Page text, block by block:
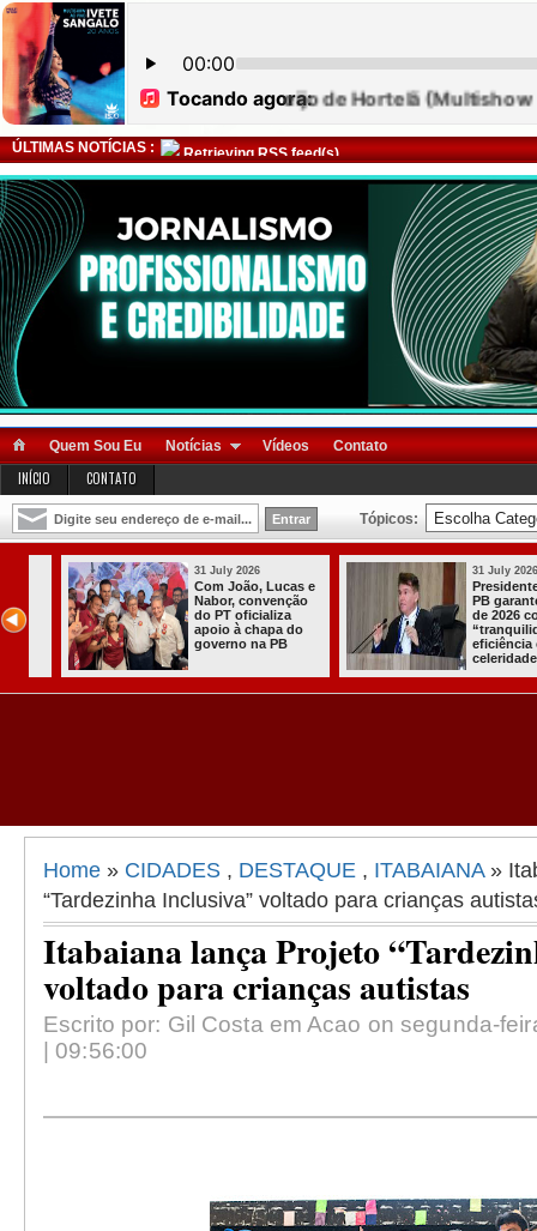
ÚLTIMAS NOTÍCIAS : Retrieving RSS feed(s)
Quem Sou Eu Notícias Vídeos Contato
INÍCIO CONTATO
Tópicos:
31 July 2026
Presidente do TRE-
PB garante eleições
de 2026 com
“tranquilidade,
eficiência e
celeridade” na PB
28 July 2026
Operação
entre PB e RN
captura
alta
em CG
Home » CIDADES , DESTAQUE , ITABAIANA»
“Tardezinha Inclusiva” voltado para crianças
Itabaiana lança Projeto
voltado para crianças autistas
Escrito por: Gil Costa em Acao on segunda-
| 09:56:00